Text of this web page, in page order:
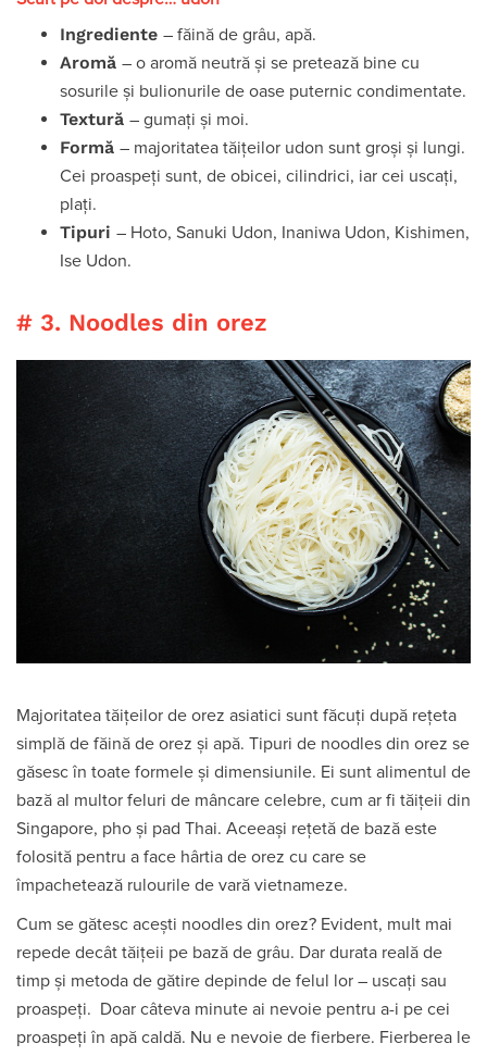
Ingrediente – făină de grâu, apă.
Aromă – o aromă neutră și se pretează bine cu
sosurile și bulionurile de oase puternic condimentate.
Textură – gumați și moi.
Formă – majoritatea tăițeilor udon sunt groși și lungi.
Cei proaspeți sunt, de obicei, cilindrici, iar cei uscați,
plați.
Tipuri – Hoto, Sanuki Udon, Inaniwa Udon, Kishimen,
Ise Udon.
# 3. Noodles din orez
Majoritatea tăițeilor de orez asiatici sunt făcuți după rețeta
simplă de făină de orez și apă. Tipuri de noodles din orez se
găsesc în toate formele și dimensiunile. Ei sunt alimentul de
bază al multor feluri de mâncare celebre, cum ar fi tăițeii din
Singapore, pho și pad Thai. Aceeași rețetă de bază este
folosită pentru a face hârtia de orez cu care se
împachetează rulourile de vară vietnameze.
Cum se gătesc acești noodles din orez? Evident, mult mai
repede decât tăițeii pe bază de grâu. Dar durata reală de
timp și metoda de gătire depinde de felul lor – uscați sau
proaspeți. Doar câteva minute ai nevoie pentru a-i pe cei
proaspeți în apă caldă. Nu e nevoie de fierbere. Fierberea le